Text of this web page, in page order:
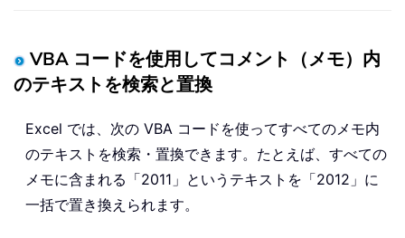
VBA コードを使用してコメント（メモ）内
のテキストを検索と置換
Excel では、次の VBA コードを使ってすべてのメモ内
のテキストを検索・置換できます。たとえば、すべての
メモに含まれる「2011」というテキストを「2012」に
一括で置き換えられます。